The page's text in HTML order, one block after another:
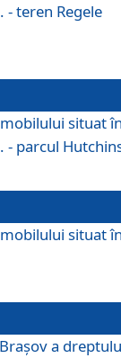
- teren Regele
situat
- parcul
situat
a